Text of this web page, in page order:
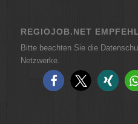
REGIOJOB.NET
Bitte beachten Sie die
Netzwerke.